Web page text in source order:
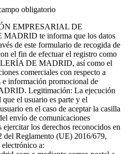
obligatorio
EMPRESARIAL DE
te informa que los datos
de este formulario de recogida de
el fin de efectuar el registro como
DE MADRID, así como el
comerciales con respecto a
e información promocional de
Legitimación: La ejecución
el usuario es parte y el
en el caso de aceptar la casilla
envío de comunicaciones
ejercitar los derechos reconocidos en
del Reglamento (UE) 2016/679,
a: